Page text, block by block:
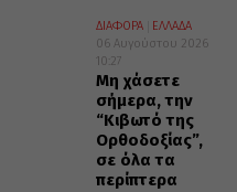
ΔΙΑΦΟΡΑ
ΕΛΛΑΔΑ
06 Αυγούστου 2026
10:27
Μη χάσετε
σήμερα, την
“Κιβωτό της
Ορθοδοξίας”,
σε όλα τα
περίπτερα